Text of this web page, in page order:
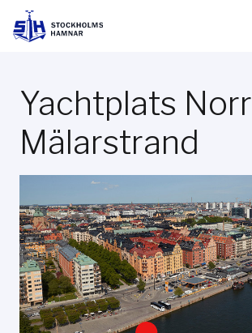
Yachtplats Norr
Mälarstrand